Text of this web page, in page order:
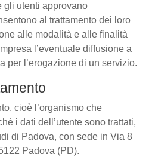
gli utenti approvano
al trattamento dei loro
alle modalità e alle finalità
l’eventuale diffusione a
per l’erogazione di un servizio.
cioè l’organismo che
i dati dell’utente sono trattati,
di Padova, con sede in Via 8
Padova (PD).